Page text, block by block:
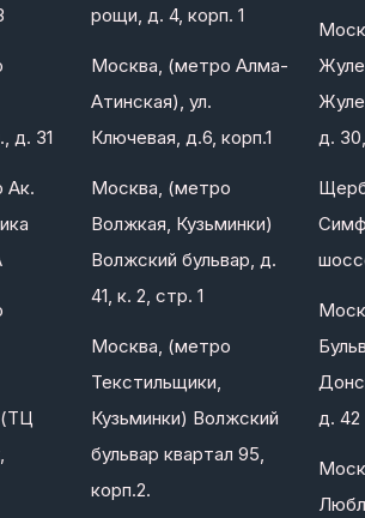
д. 31
Ак.
(ТЦ
рощи, д. 4, корп. 1
Москва, (метро Алма-
Атинская), ул.
Ключевая, д.6, корп.1
Москва, (метро
Волжкая, Кузьминки)
Волжский бульвар, д.
41, к. 2, стр. 1
Москва, (метро
Текстильщики,
Кузьминки) Волжский
бульвар квартал 95,
корп.2.
д.
д. 42